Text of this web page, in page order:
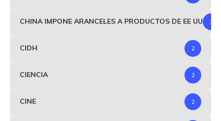
CHINA IMPONE ARANCELES A PRODUCTOS DE EE UU 1
CIDH 2
CIENCIA 2
CINE 2